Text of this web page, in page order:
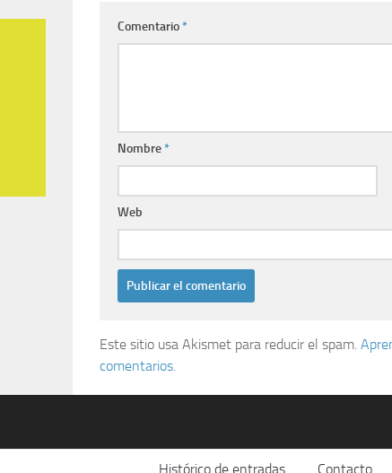
Comentario*
Nombre*
Web
Este sitio usa Akismet para reducir el spam.
comentarios.
Histórico de entradas Contacto